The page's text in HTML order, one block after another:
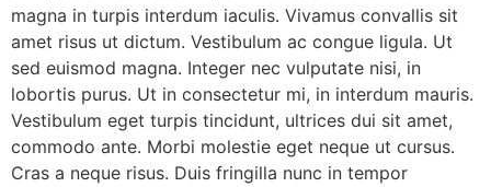
magna in turpis interdum iaculis. Vivamus convallis sit
amet risus ut dictum. Vestibulum ac congue ligula. Ut
sed euismod magna. Integer nec vulputate nisi, in
lobortis purus. Ut in consectetur mi, in interdum mauris.
Vestibulum eget turpis tincidunt, ultrices dui sit amet,
commodo ante. Morbi molestie eget neque ut cursus.
Cras a neque risus. Duis fringilla nunc in tempor